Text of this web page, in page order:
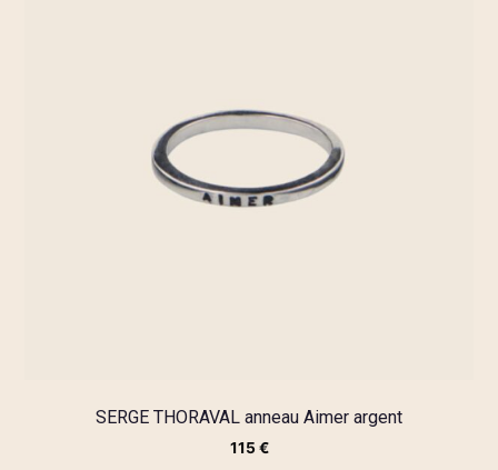
SERGE THORAVAL anneau Aimer argent
115€